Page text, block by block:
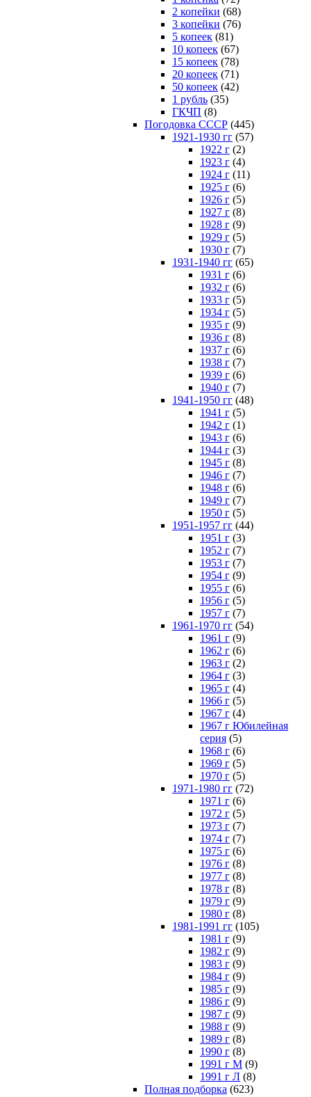
2 копейки (68)
3 копейки (76)
5 копеек (81)
10 копеек (67)
15 копеек (78)
20 копеек (71)
50 копеек (42)
1 рубль (35)
ГКЧП (8)
Погодовка СССР (445)
1921-1930 гг (57)
1922 г (2)
1923 г (4)
1924 г (11)
1925 г (6)
1926 г (5)
1927 г (8)
1928 г (9)
1929 г (5)
1930 г (7)
1931-1940 гг (65)
1931 г (6)
1932 г (6)
1933 г (5)
1934 г (5)
1935 г (9)
1936 г (8)
1937 г (6)
1938 г (7)
1939 г (6)
1940 г (7)
1941-1950 гг (48)
1941 г (5)
1942 г (1)
1943 г (6)
1944 г (3)
1945 г (8)
1946 г (7)
1948 г (6)
1949 г (7)
1950 г (5)
1951-1957 гг (44)
1951 г (3)
1952 г (7)
1953 г (7)
1954 г (9)
1955 г (6)
1956 г (5)
1957 г (7)
1961-1970 гг (54)
1961 г (9)
1962 г (6)
1963 г (2)
1964 г (3)
1965 г (4)
1966 г (5)
1967 г (4)
1967 г Юбилейная
серия (5)
1968 г (6)
1969 г (5)
1970 г (5)
1971-1980 гг (72)
1971 г (6)
1972 г (5)
1973 г (7)
1974 г (7)
1975 г (6)
1976 г (8)
1977 г (8)
1978 г (8)
1979 г (9)
1980 г (8)
1981-1991 гг (105)
1981 г (9)
1982 г (9)
1983 г (9)
1984 г (9)
1985 г (9)
1986 г (9)
1987 г (9)
1988 г (9)
1989 г (8)
1990 г (8)
1991 г М (9)
1991 г Л (8)
Полная подборка (623)